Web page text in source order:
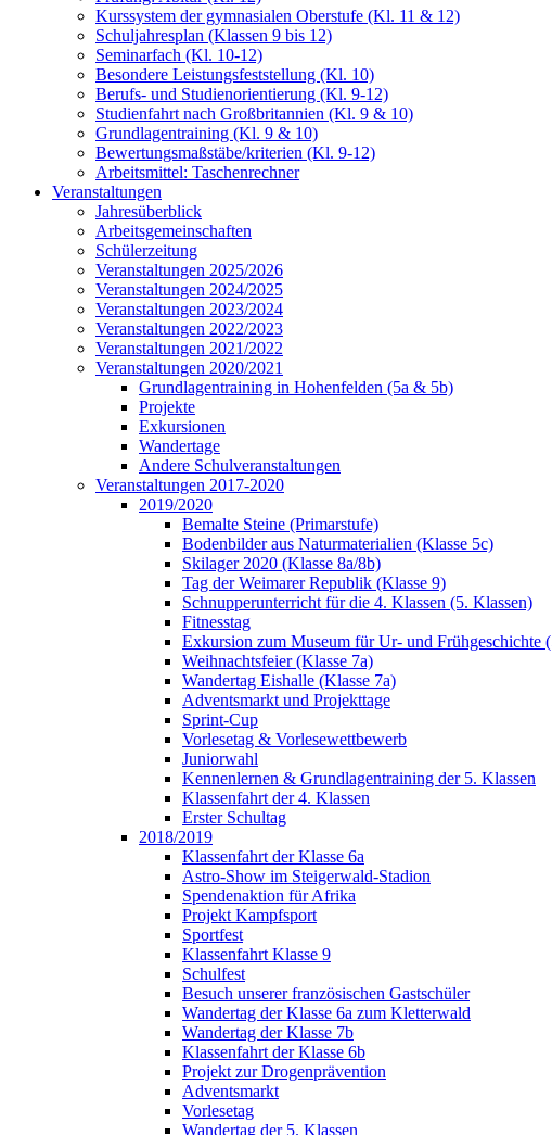
Kurssystem der gymnasialen Oberstufe (Kl. 11 & 12)
Schuljahresplan (Klassen 9 bis 12)
Seminarfach (Kl. 10-12)
Besondere Leistungsfeststellung (Kl. 10)
Berufs- und Studienorientierung (Kl. 9-12)
Studienfahrt nach Großbritannien (Kl. 9 & 10)
Grundlagentraining (Kl. 9 & 10)
Bewertungsmaßstäbe/kriterien (Kl. 9-12)
Arbeitsmittel: Taschenrechner
Veranstaltungen
Jahresüberblick
Arbeitsgemeinschaften
Schülerzeitung
Veranstaltungen 2025/2026
Veranstaltungen 2024/2025
Veranstaltungen 2023/2024
Veranstaltungen 2022/2023
Veranstaltungen 2021/2022
Veranstaltungen 2020/2021
Grundlagentraining in Hohenfelden (5a & 5b)
Projekte
Exkursionen
Wandertage
Andere Schulveranstaltungen
Veranstaltungen 2017-2020
2019/2020
Bemalte Steine (Primarstufe)
Bodenbilder aus Naturmaterialien (Klasse 5c)
Skilager 2020 (Klasse 8a/8b)
Tag der Weimarer Republik (Klasse 9)
Schnupperunterricht für die 4. Klassen (5. Klassen)
Fitnesstag
Exkursion zum Museum für Ur- und Frühgeschichte
Weihnachtsfeier (Klasse 7a)
Wandertag Eishalle (Klasse 7a)
Adventsmarkt und Projekttage
Sprint-Cup
Vorlesetag & Vorlesewettbewerb
Juniorwahl
Kennenlernen & Grundlagentraining der 5. Klassen
Klassenfahrt der 4. Klassen
Erster Schultag
2018/2019
Klassenfahrt der Klasse 6a
Astro-Show im Steigerwald-Stadion
Spendenaktion für Afrika
Projekt Kampfsport
Sportfest
Klassenfahrt Klasse 9
Schulfest
Besuch unserer französischen Gastschüler
Wandertag der Klasse 6a zum Kletterwald
Wandertag der Klasse 7b
Klassenfahrt der Klasse 6b
Projekt zur Drogenprävention
Adventsmarkt
Vorlesetag
Wandertag der 5. Klassen